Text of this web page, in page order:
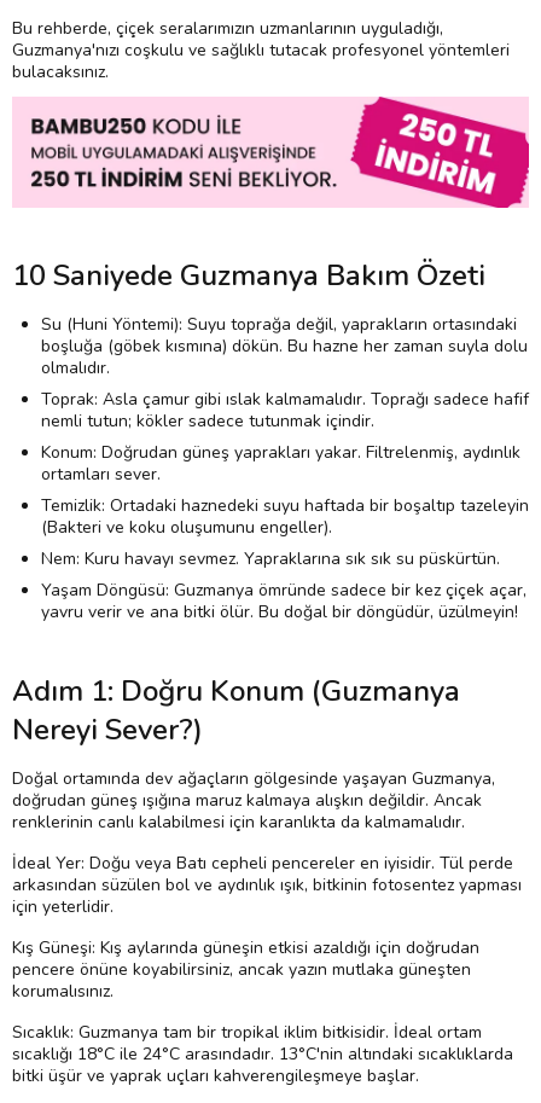
Bu rehberde, çiçek seralarımızın uzmanlarının uyguladığı,
Guzmanya'nızı coşkulu ve sağlıklı tutacak profesyonel yöntemleri
bulacaksınız.
10 Saniyede Guzmanya Bakım Özeti
Su (Huni Yöntemi): Suyu toprağa değil, yaprakların ortasındaki
boşluğa (göbek kısmına) dökün. Bu hazne her zaman suyla dolu
olmalıdır.
Toprak: Asla çamur gibi ıslak kalmamalıdır. Toprağı sadece hafif
nemli tutun; kökler sadece tutunmak içindir.
Konum: Doğrudan güneş yaprakları yakar. Filtrelenmiş, aydınlık
ortamları sever.
Temizlik: Ortadaki haznedeki suyu haftada bir boşaltıp tazeleyin
(Bakteri ve koku oluşumunu engeller).
Nem: Kuru havayı sevmez. Yapraklarına sık sık su püskürtün.
Yaşam Döngüsü: Guzmanya ömründe sadece bir kez çiçek açar,
yavru verir ve ana bitki ölür. Bu doğal bir döngüdür, üzülmeyin!
Adım 1: Doğru Konum (Guzmanya
Nereyi Sever?)
Doğal ortamında dev ağaçların gölgesinde yaşayan Guzmanya,
doğrudan güneş ışığına maruz kalmaya alışkın değildir. Ancak
renklerinin canlı kalabilmesi için karanlıkta da kalmamalıdır.
İdeal Yer: Doğu veya Batı cepheli pencereler en iyisidir. Tül perde
arkasından süzülen bol ve aydınlık ışık, bitkinin fotosentez yapması
için yeterlidir.
Kış Güneşi: Kış aylarında güneşin etkisi azaldığı için doğrudan
pencere önüne koyabilirsiniz, ancak yazın mutlaka güneşten
korumalısınız.
Sıcaklık: Guzmanya tam bir tropikal iklim bitkisidir. İdeal ortam
sıcaklığı 18°C ile 24°C arasındadır. 13°C'nin altındaki sıcaklıklarda
bitki üşür ve yaprak uçları kahverengileşmeye başlar.